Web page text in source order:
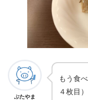
ぶたやま
もう食
４枚目）